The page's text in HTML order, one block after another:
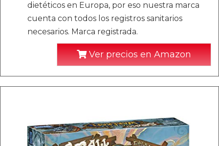
dietéticos en Europa, por eso nuestra marca
cuenta con todos los registros sanitarios
necesarios. Marca registrada.
Ver precios en Amazon